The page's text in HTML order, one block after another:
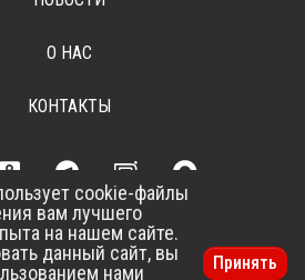
О НАС
КОНТАКТЫ
сайта –Vladweb
cookie-файлы
вам лучшего
на нашем сайте.
данный сайт, вы
нами
Принять